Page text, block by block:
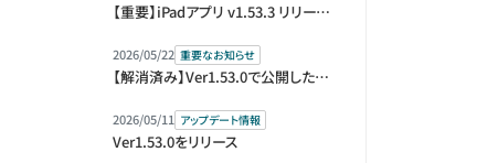
【重要】iPadアプリ v1.53.3 リリースとアップデートのお願い
2026/05/22 重要なお知らせ
【解消済み】Ver1.53.0で公開した機能の仕様変更のお知らせ
2026/05/11 アップデート情報
Ver1.53.0をリリース